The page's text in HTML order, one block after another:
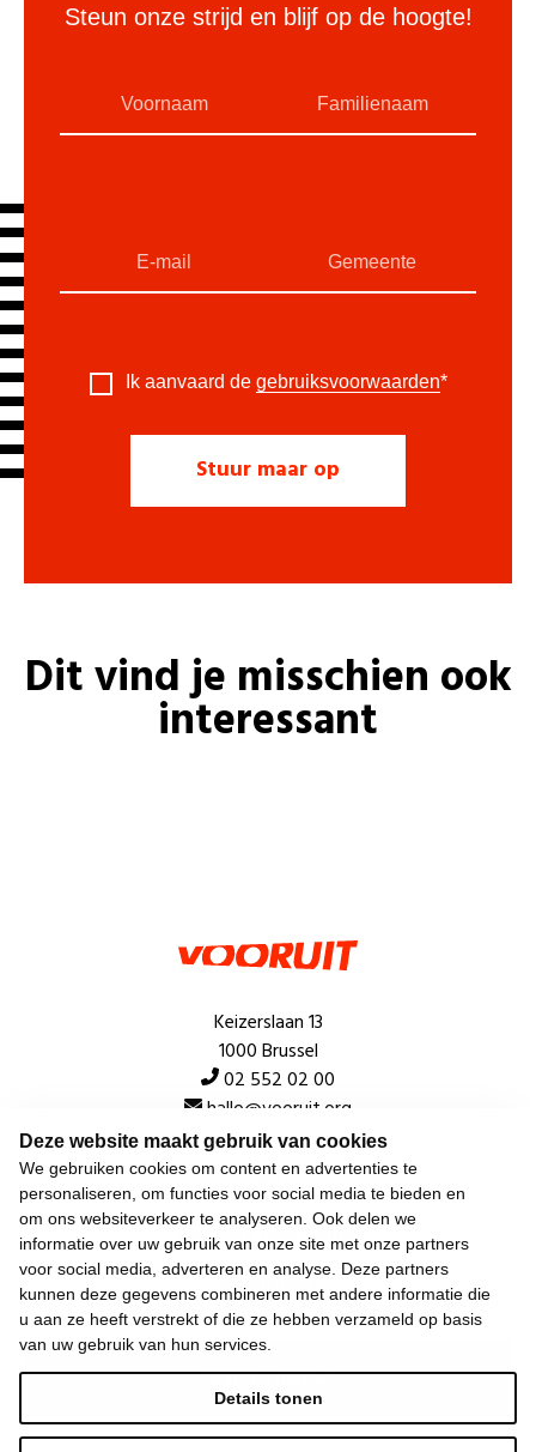
Deze website maakt gebruik van cookies
We gebruiken cookies om content en advertenties te
personaliseren, om functies voor social media te bieden en
om ons websiteverkeer te analyseren. Ook delen we
informatie over uw gebruik van onze site met onze partners
voor social media, adverteren en analyse. Deze partners
kunnen deze gegevens combineren met andere informatie die
u aan ze heeft verstrekt of die ze hebben verzameld op basis
van uw gebruik van hun services.
Details tonen
Steun onze strijd en blijf op de hoogte!
Ik aanvaard de gebruiksvoorwaarden*
Dit vind je misschien ook
interessant
Keizerslaan 13
1000 Brussel
02 552 02 00
hallo@vooruit.org
Snel
Over de beweging
Algemeen
Laatste nieuws